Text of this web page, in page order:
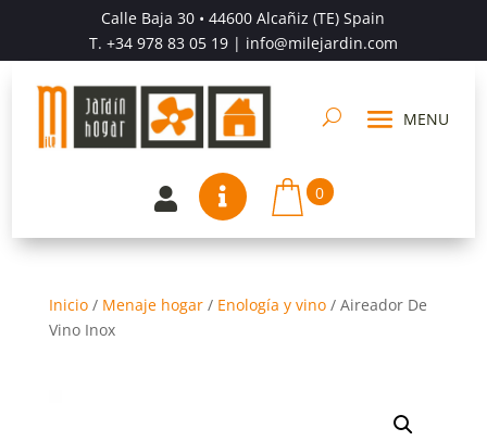
Calle Baja 30 • 44600 Alcañiz (TE) Spain
T. +34 978 83 05 19| info@milejardin.com
  0
Inicio/ Menaje hogar/ Enología y vino/ Aireador De
Vino Inox